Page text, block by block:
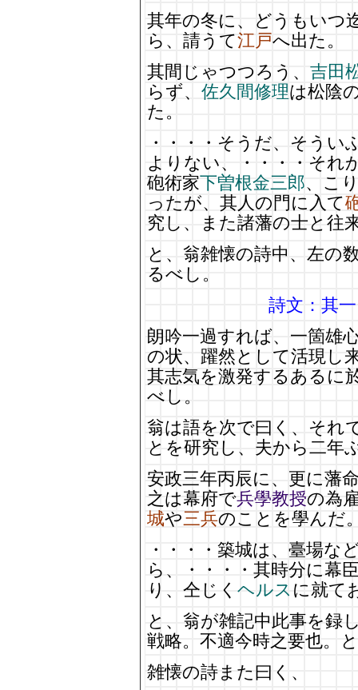
其年の冬に、どうもいつ
ら、請うて江戸へ出た。
其間じゃつつろう、 吉田
らず、 佐久間修理は松陰
た。
・・・・そうだ、そうい
よりない、・・・・それ
砲術家下曽根金三郎、こ
ったが、其人の門に入て
究し、また諸藩の士と往
と、翁雑懐の詩中、左の
るべし。
詩文：
朗吟一過すれば、一箇雄
の状、躍然として活現し
其志気を激発するあるに
べし。
翁は語を次で曰く、それ
とを研究し、夫から二年
安政三年丙辰に、更に藩
之は幕府で兵學教授の為
城や三兵のことを學んだ
・・・・築城は、臺場な
ら、・・・・其時分に幕
り、仝じく ヘルス に就て
と、翁が雑記中此事を録
戦略。不適今時之要也。
雑懐の詩また曰く、